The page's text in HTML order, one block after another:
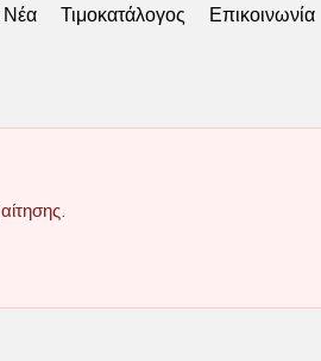
Νέα Τιμοκατάλογος Επικοινωνία